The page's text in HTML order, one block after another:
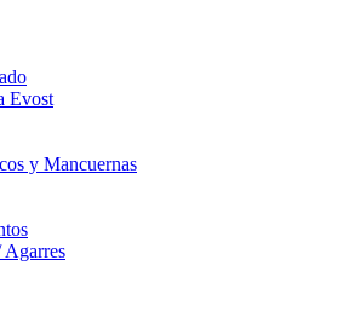
Evost
y Mancuernas
Agarres